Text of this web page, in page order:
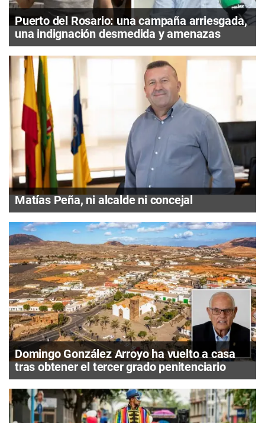
Puerto del Rosario: una campaña arriesgada,
una indignación desmedida y amenazas
Matías Peña, ni alcalde ni concejal
Domingo González Arroyo ha vuelto a casa
tras obtener el tercer grado penitenciario